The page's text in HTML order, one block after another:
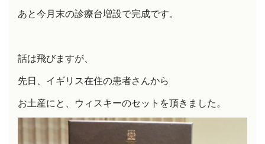
あと今月末の診療台増設で完成です。
話は飛びますが、
先日、イギリス在住の患者さんから
お土産にと、ウィスキーのセットを頂きました。